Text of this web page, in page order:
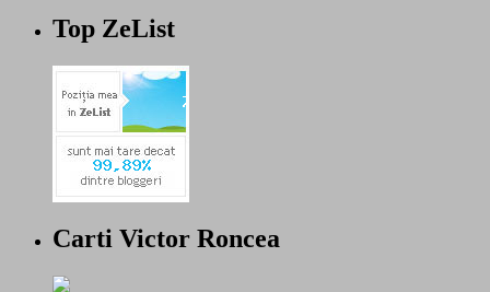
Top ZeList
Carti Victor Roncea